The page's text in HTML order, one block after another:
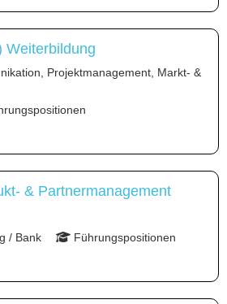
Weiterbildung
Projektmanagement, Markt- &
& Partnermanagement
/ Bank Führungspositionen